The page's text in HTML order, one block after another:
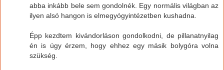
abba inkább bele sem gondolnék. Egy normális világban az
ilyen alsó hangon is elmegyógyintézetben kushadna.
Épp kezdtem kivándorláson gondolkodni, de pillanatnyilag
én is úgy érzem, hogy ehhez egy másik bolygóra volna
szükség.